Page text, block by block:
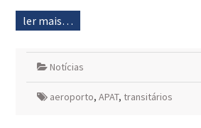
ler mais…
Notícias
aeroporto, APAT, transitários